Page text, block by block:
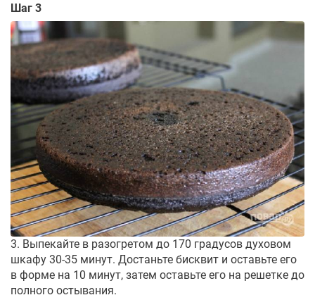
Шаг 3
3. Выпекайте в разогретом до 170 градусов духовом
шкафу 30-35 минут. Достаньте бисквит и оставьте его
в форме на 10 минут, затем оставьте его на решетке до
полного остывания.